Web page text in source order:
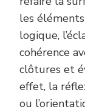
les
logique,
cohérence
clôtures et
effet, la
ou